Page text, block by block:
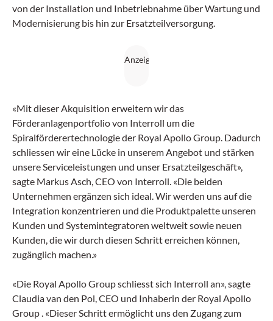
von der Installation und Inbetriebnahme über Wartung und
Modernisierung bis hin zur Ersatzteilversorgung.
«Mit dieser Akquisition erweitern wir das
Förderanlagenportfolio von Interroll um die
Spiralförderertechnologie der Royal Apollo Group. Dadurch
schliessen wir eine Lücke in unserem Angebot und stärken
unsere Serviceleistungen und unser Ersatzteilgeschäft»,
sagte Markus Asch, CEO von Interroll. «Die beiden
Unternehmen ergänzen sich ideal. Wir werden uns auf die
Integration konzentrieren und die Produktpalette unseren
Kunden und Systemintegratoren weltweit sowie neuen
Kunden, die wir durch diesen Schritt erreichen können,
zugänglich machen.»
«Die Royal Apollo Group schliesst sich Interroll an», sagte
Claudia van den Pol, CEO und Inhaberin der Royal Apollo
Group . «Dieser Schritt ermöglicht uns den Zugang zum